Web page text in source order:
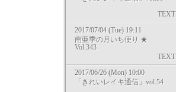
TEXT
2017/07/04 (Tue) 19:11
南亜季の月いち便り ★
Vol.343
TEXT
2017/06/26 (Mon) 10:00
「きれいレイキ通信」vol.54